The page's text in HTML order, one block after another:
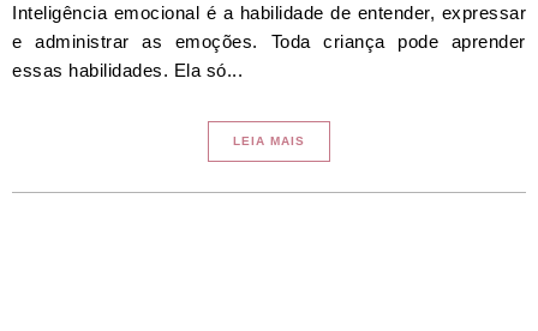
Inteligência emocional é a habilidade de entender, expressar
e administrar as emoções. Toda criança pode aprender
essas habilidades. Ela só...
LEIA MAIS